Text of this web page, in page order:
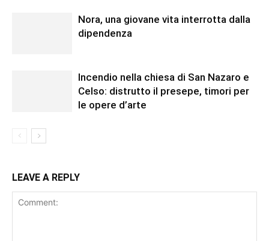
Nora, una giovane vita interrotta dalla
dipendenza
Incendio nella chiesa di San Nazaro e
Celso: distrutto il presepe, timori per
le opere d’arte
LEAVE A REPLY